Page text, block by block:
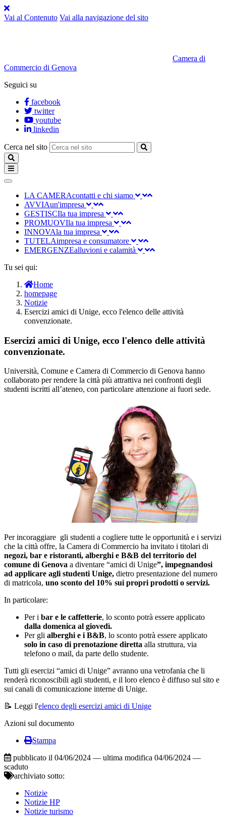
Vai al Contenuto Vai alla navigazione del sito
Camera di
Commercio di Genova
Seguici su
facebook
twitter
youtube
linkedin
Cerca nel sito
Toggle
navigation
chiudi
LA CAMERAcontatti e chi siamo
AVVIAun'impresa
GESTISCIla tua impresa
PROMUOVIla tua impresa
INNOVAla tua impresa
TUTELAimpresa e consumatore
EMERGENZEalluvioni e calamità
Tu sei qui:
Home
homepage
Notizie
Esercizi amici di Unige, ecco l'elenco delle attività
convenzionate.
Esercizi amici di Unige, ecco l'elenco delle attività
convenzionate.
Università, Comune e Camera di Commercio di Genova hanno
collaborato per rendere la città più attrattiva nei confronti degli
studenti iscritti all’ateneo, con particolare attenzione ai fuori sede.
Per incoraggiare gli studenti a cogliere tutte le opportunità e i servizi
che la città offre, la Camera di Commercio ha invitato i titolari di
negozi, bar e ristoranti, alberghi e B&B del territorio del
comune di Genova a diventare “amici di Unige”, impegnandosi
ad applicare agli studenti Unige, dietro presentazione del numero
di matricola, uno sconto del 10% sui propri prodotti o servizi.
In particolare:
Per i bar e le caffetterie, lo sconto potrà essere applicato
dalla domenica al giovedì.
Per gli alberghi e i B&B, lo sconto potrà essere applicato
solo in caso di prenotazione diretta alla struttura, via
telefono o mail, da parte dello studente.
Tutti gli esercizi “amici di Unige” avranno una vetrofania che li
renderà riconoscibili agli studenti, e il loro elenco è diffuso sul sito e
sui canali di comunicazione interne di Unige.
📝 Leggi l'elenco degli esercizi amici di Unige
Azioni sul documento
Stampa
pubblicato il 04/06/2024 — ultima modifica 04/06/2024 —
scaduto
archiviato sotto:
Notizie
Notizie HP
Notizie turismo